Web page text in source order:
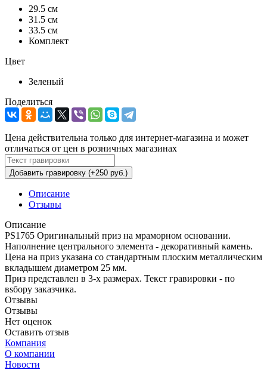
29.5 см
31.5 см
33.5 см
Комплект
Цвет
Зеленый
Поделиться
Цена действительна только для интернет-магазина и может
отличаться от цен в розничных магазинах
Добавить гравировку (+250 руб.)
Описание
Отзывы
Описание
PS1765 Оригинальный приз на мраморном основании.
Наполнение центрального элемента - декоративный камень.
Цена на приз указана со стандартным плоским металлическим
вкладышем диаметром 25 мм.
Приз представлен в 3-х размерах. Текст гравировки - по
вsбору заказчика.
Отзывы
Отзывы
Нет оценок
Оставить отзыв
Компания
О компании
Новости